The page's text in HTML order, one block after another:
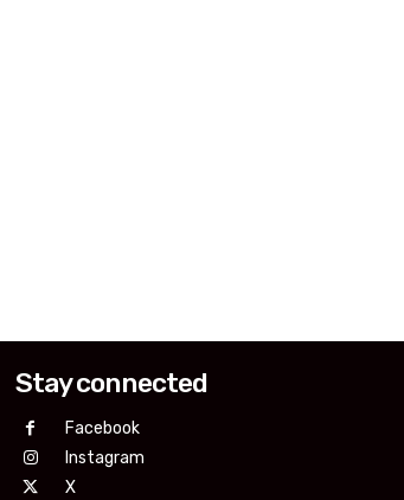
Stay connected
Facebook
Instagram
X